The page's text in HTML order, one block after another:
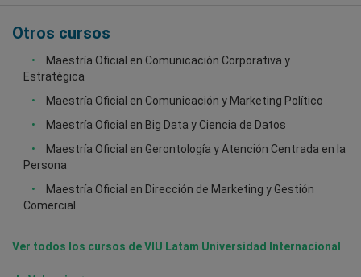
Otros cursos
Maestría Oficial en Comunicación Corporativa y
Estratégica
Maestría Oficial en Comunicación y Marketing Político
Maestría Oficial en Big Data y Ciencia de Datos
Maestría Oficial en Gerontología y Atención Centrada en la
Persona
Maestría Oficial en Dirección de Marketing y Gestión
Comercial
Ver todos los cursos de VIU Latam Universidad Internacional